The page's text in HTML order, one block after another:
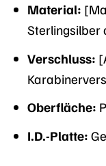
Material:
Sterlingsilber
Verschluss:
Oberfläche:
I.D.-Platte: